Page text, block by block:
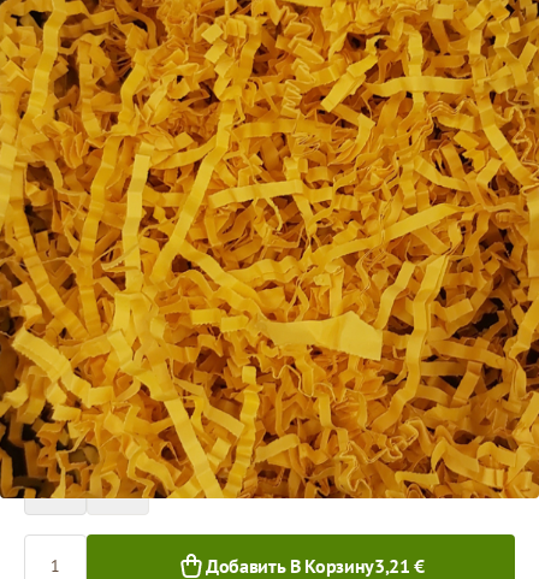
Бумажная стружка для
декорирования
Код товара:DS211
Размер:20 x 20 cm (150 grami)
Материал:бумага, 4 мм
Tовар можно получить в пункте выдачи.
Цена за 1 упаковку
3,21 €
1+ уп.
Добавить В Корзину3,21 €